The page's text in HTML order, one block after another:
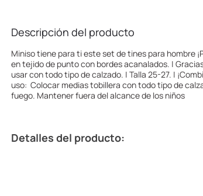
Descripción del producto
Miniso tiene para ti este set de tines para hombre
en tejido de punto con bordes acanalados. |
usar con todo tipo de calzado. | Talla 25-27. |
uso: Colocar medias tobillera con todo tipo de
fuego. Mantener fuera del alcance de los niños
Detalles del producto: